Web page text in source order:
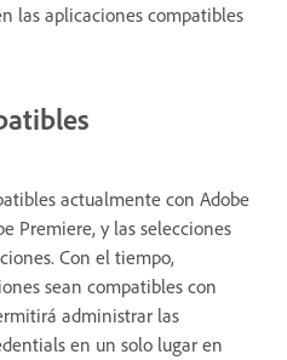
las aplicaciones compatibles
actualmente con Adobe
Premiere, y las selecciones
Con el tiempo,
sean compatibles con
administrar las
en un solo lugar en